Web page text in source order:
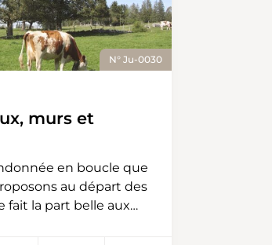
N° Ju-0030
murs et
en boucle que
au départ des
fait la part belle aux